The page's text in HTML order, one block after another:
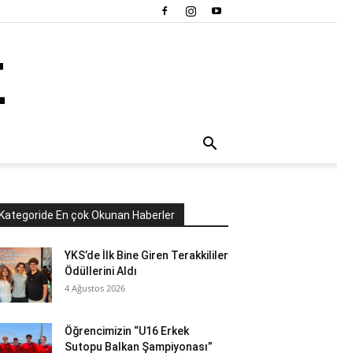
En çok Okunan Haberler
YKS’de İlk Bine Giren Terakkililer
Ödüllerini Aldı
4 Ağustos 2026
Öğrencimizin “U16 Erkek
Sutopu Balkan Şampiyonası”